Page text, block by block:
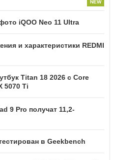
iQOO Neo 11 Ultra
и характеристики REDMI
Titan 18 2026 с Core
5070 Ti
9 Pro получат 11,2-
в Geekbench